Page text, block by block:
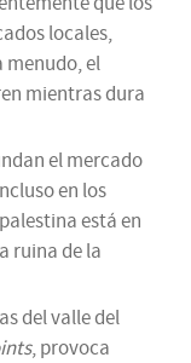
locales,
menudo, el
mientras dura
el mercado
en los
está en
ruina de la
del valle del
, provoca